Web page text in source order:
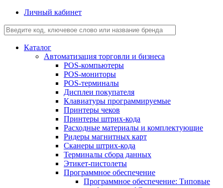
Личный кабинет
Каталог
Автоматизация торговли и бизнеса
POS-компьютеры
POS-мониторы
POS-терминалы
Дисплеи покупателя
Клавиатуры программируемые
Принтеры чеков
Принтеры штрих-кода
Расходные материалы и комплектующие
Ридеры магнитных карт
Сканеры штрих-кода
Терминалы сбора данных
Этикет-пистолеты
Программное обеспечение
Программное обеспечение: Типовые